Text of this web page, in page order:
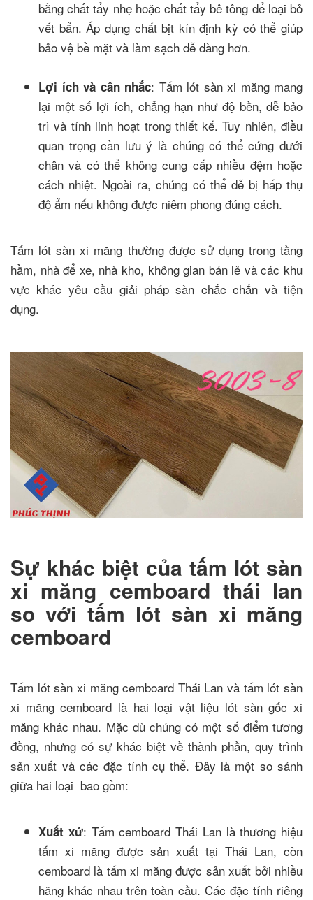
bằng chất tẩy nhẹ hoặc chất tẩy bê tông để loại bỏ
vết bẩn. Áp dụng chất bịt kín định kỳ có thể giúp
bảo vệ bề mặt và làm sạch dễ dàng hơn.
Lợi ích và cân nhắc: Tấm lót sàn xi măng mang
lại một số lợi ích, chẳng hạn như độ bền, dễ bảo
trì và tính linh hoạt trong thiết kế. Tuy nhiên, điều
quan trọng cần lưu ý là chúng có thể cứng dưới
chân và có thể không cung cấp nhiều đệm hoặc
cách nhiệt. Ngoài ra, chúng có thể dễ bị hấp thụ
độ ẩm nếu không được niêm phong đúng cách.
Tấm lót sàn xi măng thường được sử dụng trong tầng
hầm, nhà để xe, nhà kho, không gian bán lẻ và các khu
vực khác yêu cầu giải pháp sàn chắc chắn và tiện
dụng.
Sự khác biệt của tấm lót sàn
xi măng cemboard thái lan
so với tấm lót sàn xi măng
cemboard
Tấm lót sàn xi măng cemboard Thái Lan và tấm lót sàn
xi măng cemboard là hai loại vật liệu lót sàn gốc xi
măng khác nhau. Mặc dù chúng có một số điểm tương
đồng, nhưng có sự khác biệt về thành phần, quy trình
sản xuất và các đặc tính cụ thể. Đây là một so sánh
giữa hai loại bao gồm:
Xuất xứ: Tấm cemboard Thái Lan là thương hiệu
tấm xi măng được sản xuất tại Thái Lan, còn
cemboard là tấm xi măng được sản xuất bởi nhiều
hãng khác nhau trên toàn cầu. Các đặc tính riêng